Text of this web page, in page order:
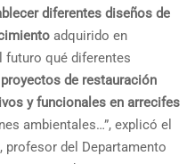
diferentes diseños de
adquirido en
futuro qué diferentes
de restauración
y funcionales en arrecifes
ambientales…”, explicó el
profesor del Departamento